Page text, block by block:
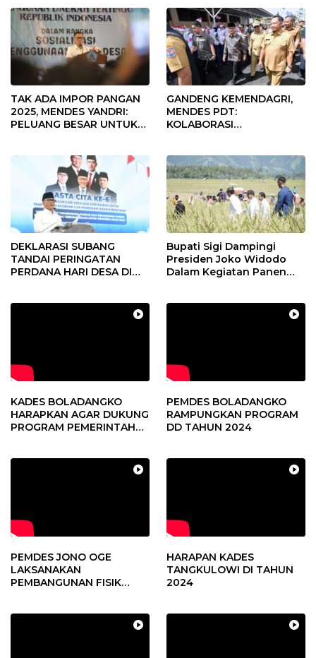
TAK ADA IMPOR PANGAN
2025, MENDES YANDRI:
PELUANG BESAR UNTUK
GANDENG KEMENDAGRI,
MENDES PDT:
KOLABORASI
DEKLARASI SUBANG
TANDAI PERINGATAN
PERDANA HARI DESA DI
Bupati Sigi Dampingi
Presiden Joko Widodo
Dalam Kegiatan Panen
KADES BOLADANGKO
HARAPKAN AGAR DUKUNG
PROGRAM PEMERINTAH
PEMDES BOLADANGKO
RAMPUNGKAN PROGRAM
DD TAHUN 2024
PEMDES JONO OGE
LAKSANAKAN
PEMBANGUNAN FISIK
HARAPAN KADES
TANGKULOWI DI TAHUN
2024